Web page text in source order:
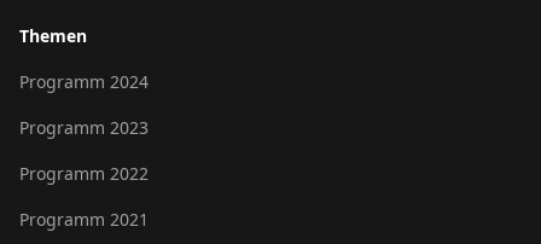
Themen
Programm 2024
Programm 2023
Programm 2022
Programm 2021